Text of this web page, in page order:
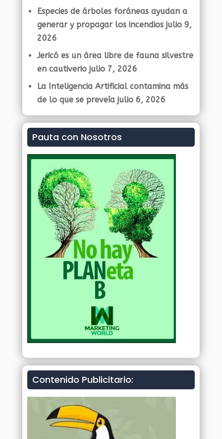
Especies de árboles foráneas ayudan a
generar y propagar los incendios julio 9,
2026
Jericó es un área libre de fauna silvestre
en cautiverio julio 7, 2026
La Inteligencia Artificial contamina más
de lo que se preveía julio 6, 2026
Pauta con Nosotros
Contenido Publicitario: